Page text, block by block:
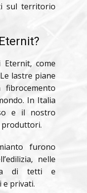
sul territorio
Eternit, come
lastre piane
In Italia
e il nostro
produttori.
furono
nelle
di tetti e
e privati.